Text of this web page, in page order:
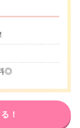
◎
！